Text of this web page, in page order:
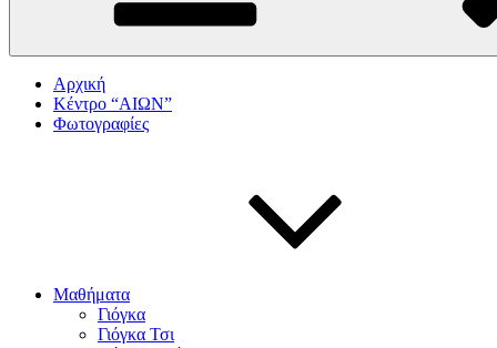
Αρχική
Κέντρο “ΑΙΩΝ”
Φωτογραφίες
Μαθήματα
Γιόγκα
Γιόγκα Τσι